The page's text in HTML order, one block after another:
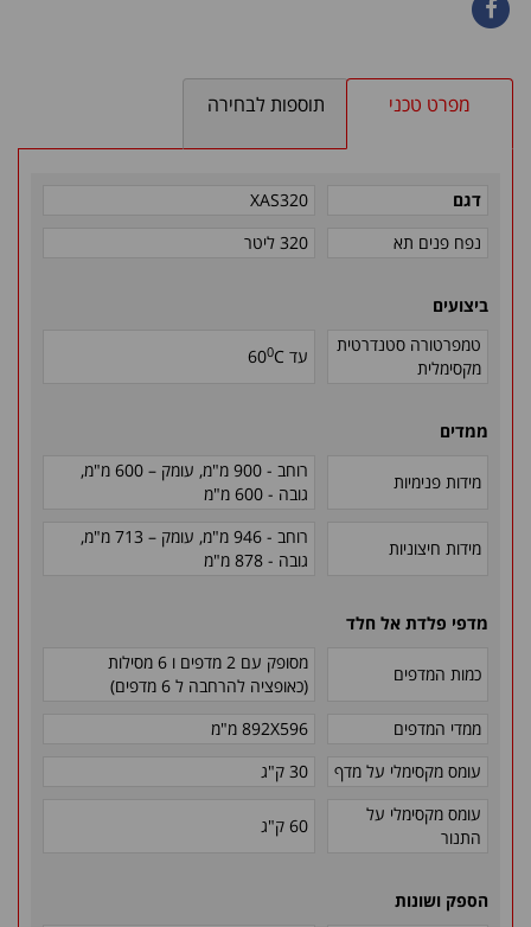
מפרט טכני תוספות לבחירה
דגם
XAS320
נפח פנים תא
320 ליטר
ביצועים
טמפרטורה סטנדרטית
מקסימלית
עד C
600
ממדים
מידות פנימיות
רוחב - 900 מ"מ, עומק – 600 מ"מ
,
גובה - 600 מ"מ
מידות חיצוניות
רוחב - 946 מ"מ, עומק – 713 מ"מ
,
גובה - 878 מ"מ
מדפי פלדת אל חלד
כמות המדפים
מסופק עם 2 מדפים ו 6 מסילות
(כאופציה להרחבה ל 6 מדפים)
ממדי המדפים
892X596 מ"מ
עומס מקסימלי על מדף
30 ק"ג
עומס מקסימלי על
התנור
60 ק"ג
הספק ושונות